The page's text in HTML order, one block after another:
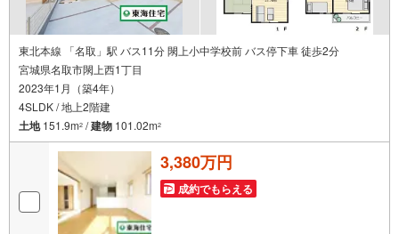
東北本線 「名取」駅 バス11分 閖上小中学校前 バス停下車 徒歩2分
宮城県名取市閖上西1丁目
2023年1月（築4年）
4SLDK / 地上2階建
土地151.9m2 /建物 101.02m2
3,380万円
成約でもらえる